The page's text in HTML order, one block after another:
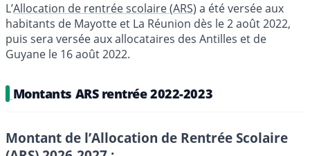
L’Allocation de rentrée scolaire (ARS) a été versée aux
habitants de Mayotte et La Réunion dès le 2 août 2022,
puis sera versée aux allocataires des Antilles et de
Guyane le 16 août 2022.
Montants ARS rentrée 2022-2023
Montant de l’Allocation de Rentrée Scolaire